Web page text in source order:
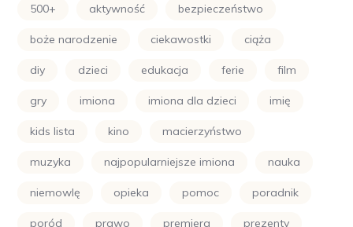
500+ aktywność bezpieczeństwo
boże narodzenie ciekawostki ciąża
diy dzieci edukacja ferie film
gry imiona imiona dla dzieci imię
kids lista kino macierzyństwo
muzyka najpopularniejsze imiona nauka
niemowlę opieka pomoc poradnik
poród prawo premiera prezenty